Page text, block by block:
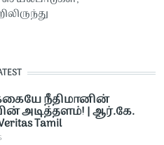
நீதிமானின்
அடித்தளம்! | ஆர்.கே.
Tamil